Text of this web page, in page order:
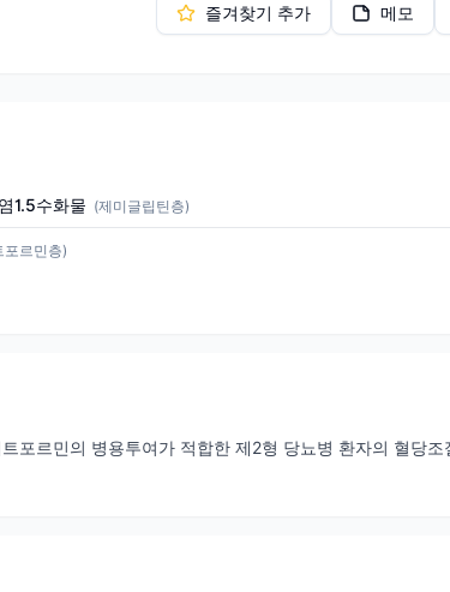
즐겨찾기 추가 메모
1.5수화물 (제미글립틴층)
포르민층)
포르민의 병용투여가 적합한 제2형 당뇨병 환자의 혈당